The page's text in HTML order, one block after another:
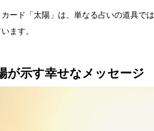
ード「太陽」は、単なる占いの道具で
ます。
が示す幸せなメッセージ